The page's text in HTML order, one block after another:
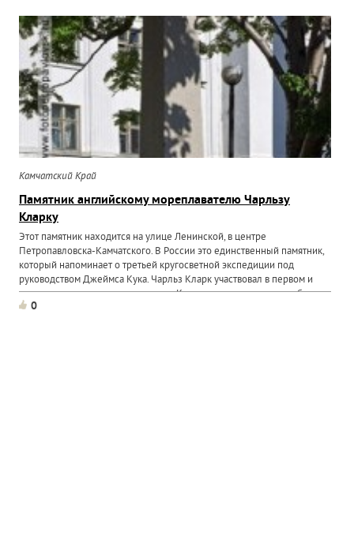
Камчатский Край
Памятник английскому мореплавателю Чарльзу
Кларку
Этот памятник находится на улице Ленинской, в центре
Петропавловска-Камчатского. В России это единственный памятник,
который напоминает о третьей кругосветной экспедиции под
руководством Джеймса Кука. Чарльз Кларк участвовал в первом и
втором кругосветном путешествии Кука, а в третьем плавании был...
0